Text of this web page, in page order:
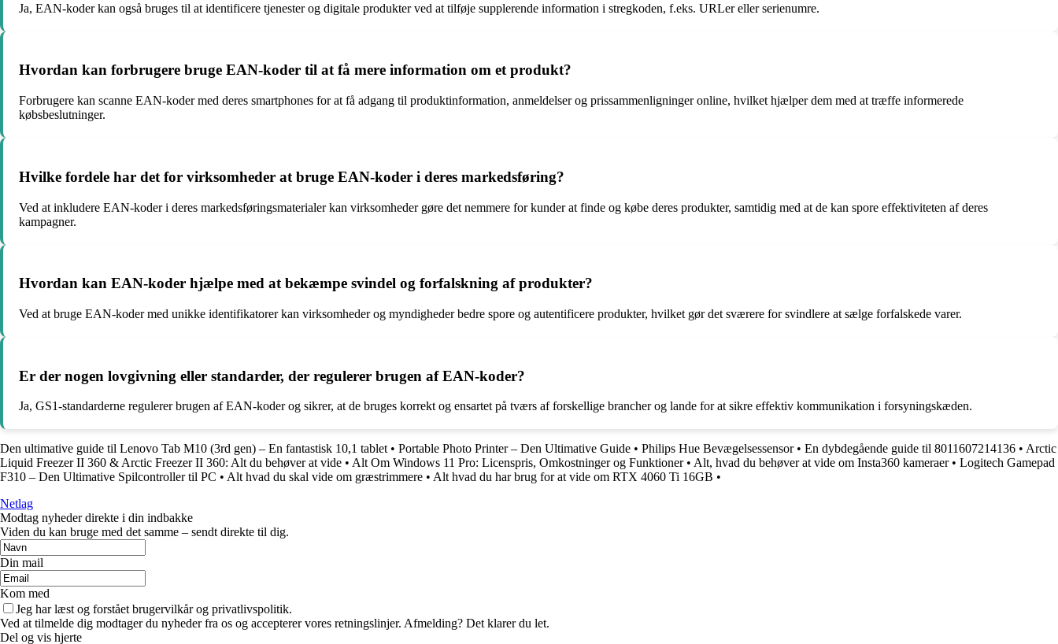
Ja, EAN-koder kan også bruges til at identificere tjenester og digitale produkter ved at tilføje supplerende information i stregkoden, f.eks. URLer eller serienumre.
Hvordan kan forbrugere bruge EAN-koder til at få mere information om et produkt?
Forbrugere kan scanne EAN-koder med deres smartphones for at få adgang til produktinformation, anmeldelser og prissammenligninger online, hvilket hjælper dem med at træffe informerede
købsbeslutninger.
Hvilke fordele har det for virksomheder at bruge EAN-koder i deres markedsføring?
Ved at inkludere EAN-koder i deres markedsføringsmaterialer kan virksomheder gøre det nemmere for kunder at finde og købe deres produkter, samtidig med at de kan spore effektiviteten af deres
kampagner.
Hvordan kan EAN-koder hjælpe med at bekæmpe svindel og forfalskning af produkter?
Ved at bruge EAN-koder med unikke identifikatorer kan virksomheder og myndigheder bedre spore og autentificere produkter, hvilket gør det sværere for svindlere at sælge forfalskede varer.
Er der nogen lovgivning eller standarder, der regulerer brugen af EAN-koder?
Ja, GS1-standarderne regulerer brugen af EAN-koder og sikrer, at de bruges korrekt og ensartet på tværs af forskellige brancher og lande for at sikre effektiv kommunikation i forsyningskæden.
Den ultimative guide til Lenovo Tab M10 (3rd gen) – En fantastisk 10,1 tablet • Portable Photo Printer – Den Ultimative Guide • Philips Hue Bevægelsessensor• En dybdegående guide til 8011607214136 • Arctic
Liquid Freezer II 360 & Arctic Freezer II 360: Alt du behøver at vide • Alt Om Windows 11 Pro: Licenspris, Omkostninger og Funktioner• Alt, hvad du behøver at vide om Insta360 kameraer• Logitech Gamepad
F310 – Den Ultimative Spilcontroller til PC • Alt hvad du skal vide om græstrimmere • Alt hvad du har brug for at vide om RTX 4060 Ti 16GB •
Netlag
Modtag nyheder direkte i din indbakke
Viden du kan bruge med det samme – sendt direkte til dig.
Din mail
Kom med
Jeg har læst og forstået brugervilkår og privatlivspolitik.
Ved at tilmelde dig modtager du nyheder fra os og accepterer vores retningslinjer. Afmelding? Det klarer du let.
Del og vis hjerte